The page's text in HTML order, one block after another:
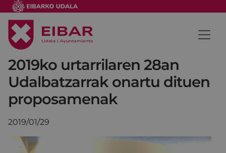
2019ko urtarrilaren 28an
Udalbatzarrak onartu dituen
proposamenak
2019/01/29